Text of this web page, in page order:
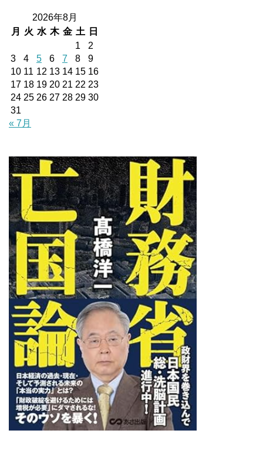
2026年8月
月
火 水 木 金 土
日
1
2
3
4 5 6 7 8
9
10 11 12 13 14 15 16
17 18 19 20 21 22 23
24 25 26 27 28 29 30
31
« 7月